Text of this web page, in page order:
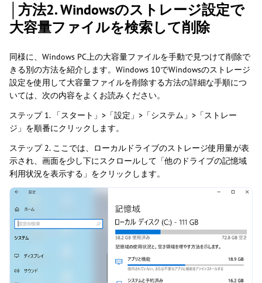
│方法2. Windowsのストレージ設定で
大容量ファイルを検索して削除
同様に、Windows PC上の大容量ファイルを手動で見つけて削除で
きる別の方法を紹介します。Windows 10でWindowsのストレージ
設定を使用して大容量ファイルを削除する方法の詳細な手順につ
いては、次の内容をよくお読みください。
ステップ 1. 「スタート」>「設定」>「システム」>「ストレー
ジ」を順番にクリックします。
ステップ 2. ここでは、ローカルドライブのストレージ使用量が表
示され、画面を少し下にスクロールして「他のドライブの記憶域
利用状況を表示する」をクリックします。